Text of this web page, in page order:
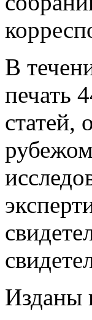
В
печать
статей,
Изданы